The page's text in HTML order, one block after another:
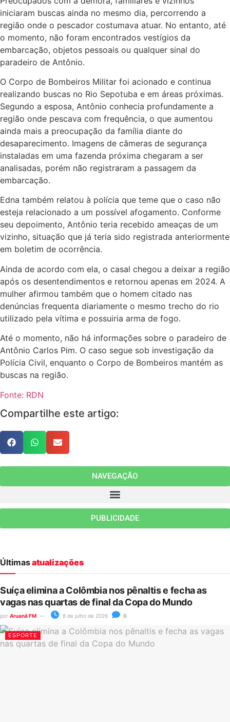
iniciaram buscas ainda no mesmo dia, percorrendo a
região onde o pescador costumava atuar. No entanto, até
o momento, não foram encontrados vestígios da
embarcação, objetos pessoais ou qualquer sinal do
paradeiro de Antônio.
O Corpo de Bombeiros Militar foi acionado e continua
realizando buscas no Rio Sepotuba e em áreas próximas.
Segundo a esposa, Antônio conhecia profundamente a
região onde pescava com frequência, o que aumentou
ainda mais a preocupação da família diante do
desaparecimento. Imagens de câmeras de segurança
instaladas em uma fazenda próxima chegaram a ser
analisadas, porém não registraram a passagem da
embarcação.
Edna também relatou à polícia que teme que o caso não
esteja relacionado a um possível afogamento. Conforme
seu depoimento, Antônio teria recebido ameaças de um
vizinho, situação que já teria sido registrada anteriormente
em boletim de ocorrência.
Ainda de acordo com ela, o casal chegou a deixar a região
após os desentendimentos e retornou apenas em 2024. A
mulher afirmou também que o homem citado nas
denúncias frequenta diariamente o mesmo trecho do rio
utilizado pela vítima e possuiria arma de fogo.
Até o momento, não há informações sobre o paradeiro de
Antônio Carlos Pim. O caso segue sob investigação da
Polícia Civil, enquanto o Corpo de Bombeiros mantém as
buscas na região.
Fonte: RDN
Compartilhe este artigo:
NAVEGAÇÃO
PUBLICIDADE
Últimasatualizações
Suíça elimina a Colômbia nos pênaltis e fecha as
vagas nas quartas de final da Copa do Mundo
por Aruanã FM 8 de julho de 2026 0
ESPORTE